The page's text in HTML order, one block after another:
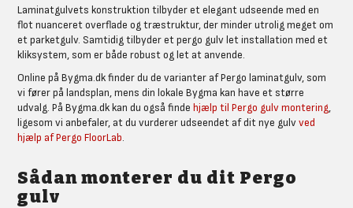
Laminatgulvets konstruktion tilbyder et elegant udseende med en
flot nuanceret overflade og træstruktur, der minder utrolig meget om
et parketgulv. Samtidig tilbyder et pergo gulv let installation med et
kliksystem, som er både robust og let at anvende.
Online på Bygma.dk finder du de varianter af Pergo laminatgulv, som
vi fører på landsplan, mens din lokale Bygma kan have et større
udvalg. På Bygma.dk kan du også finde hjælp til Pergo gulv montering,
ligesom vi anbefaler, at du vurderer udseendet af dit nye gulvved
hjælp af Pergo FloorLab.
Sådan monterer du dit Pergo
gulv